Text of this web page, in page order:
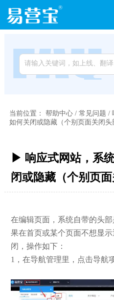
当前位置： 帮助中心/ 常见问题 /
如何关闭或隐藏（个别页面关闭头
▶ 响应式网站，系
闭或隐藏（个别页
在编辑页面，系统自带的头
果在首页或某个页面不想显
闭，操作如下：
1，在导航管理里，点击导航